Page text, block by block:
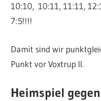
10:10,10:11, 11:11,
7:5!!!!
Damit sind wir
Punkt vor Voxtrup II.
Heimspiel gegen